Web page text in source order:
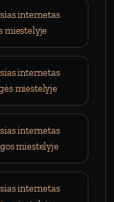
internetas
miestelyje
internetas
miestelyje
internetas
miestelyje
internetas